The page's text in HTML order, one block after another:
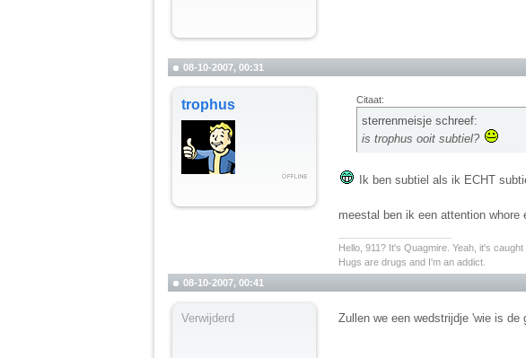
08-10-2007, 00:31
trophus Citaat:
sterrenmeisje schreef:
is trophus ooit subtiel?
Ik ben subtiel als ik ECHT
meestal ben ik een attention whore
Hello, 911? It's Quagmire. Yeah, it's caught
Hugs are drugs and I'm an addict.
08-10-2007, 00:41
Verwijderd Zullen we een wedstrijdje 'wie is de